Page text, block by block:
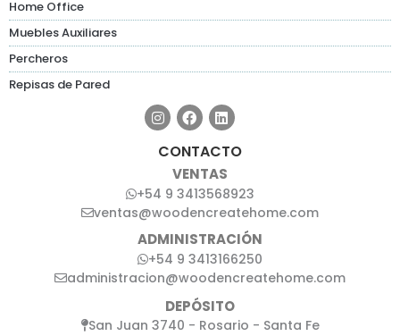
Home Office
Muebles Auxiliares
Percheros
Repisas de Pared
CONTACTO
VENTAS
+54 9 3413568923
ventas@woodencreatehome.com
ADMINISTRACIÓN
+54 9 3413166250
administracion@woodencreatehome.com
DEPÓSITO
San Juan 3740 - Rosario - Santa Fe